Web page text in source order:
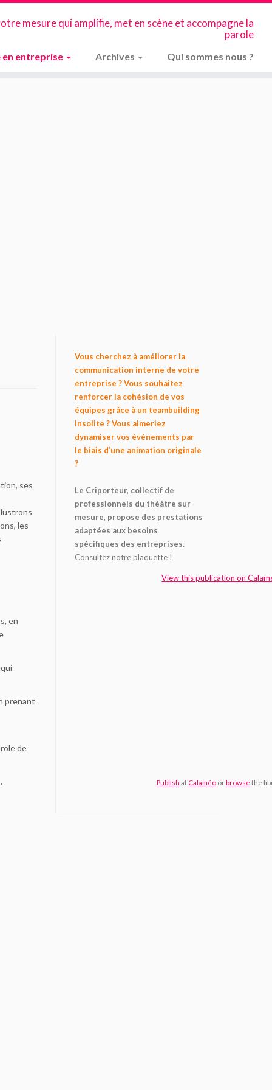
mesure qui amplifie, met en scène et accompagne la
parole
en entreprise Archives Qui sommes nous ?
ses
les
en
prenant
de
Vous cherchez à améliorer la
communication interne de votre
entreprise ? Vous souhaitez
renforcer la cohésion de vos
équipes grâce à un teambuilding
insolite ? Vous aimeriez
dynamiser vos événements par
le biais d’une animation originale
?
Le Criporteur, collectif de
professionnels du théâtre sur
mesure, propose des prestations
adaptées aux besoins
spécifiques des entreprises.
Consultez notre plaquette !
View this publication on
Publish at Calaméoorbrowse the